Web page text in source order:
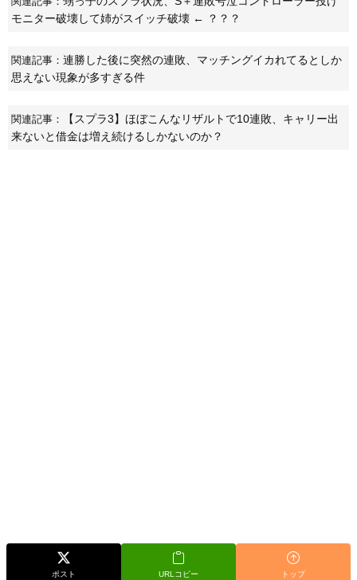
モニター破壊して姉がスイッチ破壊 ← ？？？
関連記事： 連勝した後に突然の連敗、マッチングイカれてるとしか
思えない現象が多すぎる件
関連記事：
【スプラ3】ほぼこんなリザルトで10連敗、キャリー出
来ないと借金は増え続けるしかないのか？
ポスト URLコピー トップ